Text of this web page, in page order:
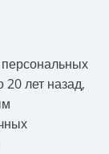
лет назад,